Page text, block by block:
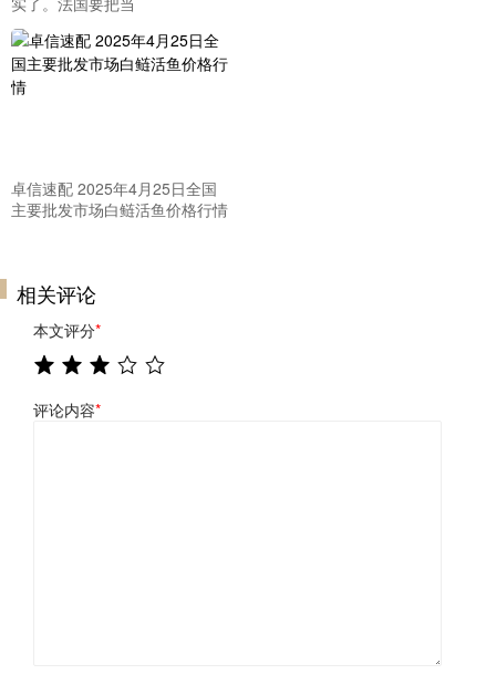
卓信速配 2025年4月25日全国
主要批发市场白鲢活鱼价格行情
相关评论
本文评分*
评论内容*